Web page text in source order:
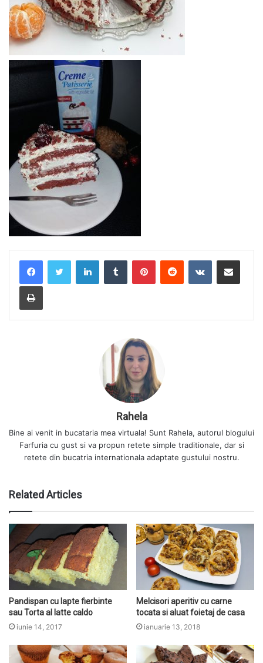
Rahela
Bine ai venit in bucataria mea virtuala! Sunt Rahela, autorul blogului
Farfuria cu gust si va propun retete simple traditionale, dar si
retete din bucatria internationala adaptate gustului nostru.
Related Articles
Pandispan cu lapte fierbinte
sau Torta al latte caldo
iunie 14, 2017
Melcisori aperitiv cu carne
tocata si aluat foietaj de casa
ianuarie 13, 2018